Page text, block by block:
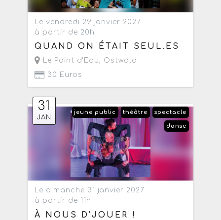
Le vendredi 29 janvier 2027
à partir de 20h
QUAND ON ÉTAIT SEUL.ES
Le Point d'Eau, Ostwald
30 Euros
31
JAN
spectacle
théâtre
jeune public
danse
Le dimanche 31 janvier 2027
à partir de 11h
À NOUS D’JOUER !